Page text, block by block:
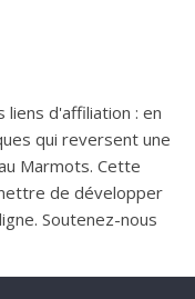
d'affiliation : en
qui reversent une
Marmots. Cette
de développer
Soutenez-nous